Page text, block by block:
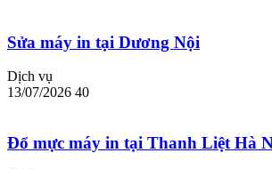
Sửa máy in tại Dương Nội
Dịch vụ
13/07/2026 40
Đổ mực máy in tại Thanh Liệt Hà